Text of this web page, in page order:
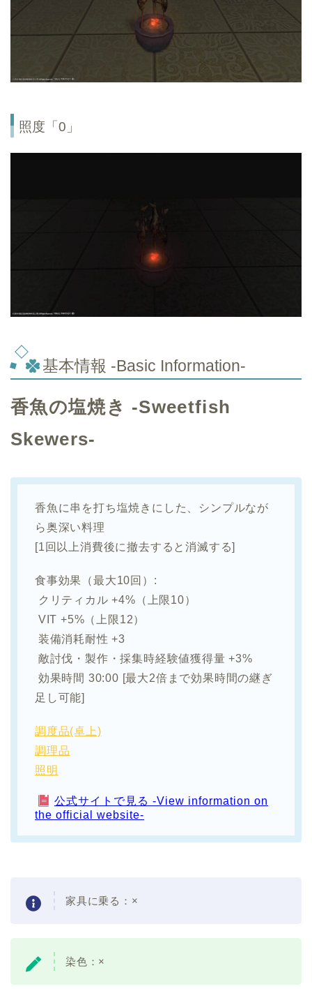
照度「0」
基本情報 -Basic Information-
香魚の塩焼き -Sweetfish
Skewers-
香魚に串を打ち塩焼きにした、シンプルなが
ら奥深い料理
[1回以上消費後に撤去すると消滅する]
食事効果（最大10回）:
クリティカル +4%（上限10）
VIT +5%（上限12）
装備消耗耐性 +3
敵討伐・製作・採集時経験値獲得量 +3%
効果時間 30:00 [最大2倍まで効果時間の継ぎ
足し可能]
調度品(卓上)
調理品
照明
公式サイトで見る -View information on
the official website-
家具に乗る：×
染色：×